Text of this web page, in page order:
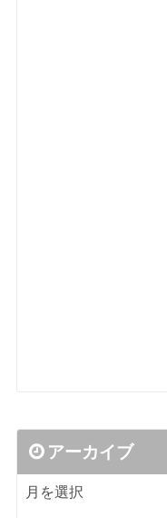
アーカイブ